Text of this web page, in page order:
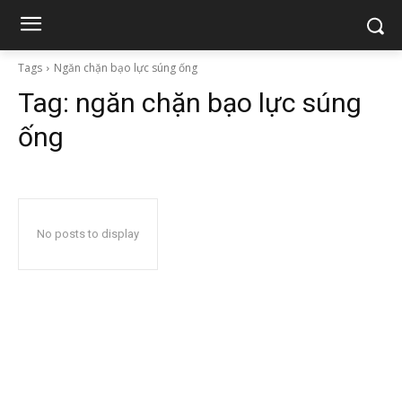
Tags Ngăn chặn bạo lực súng ống
Tag: ngăn chặn bạo lực súng
ống
No posts to display